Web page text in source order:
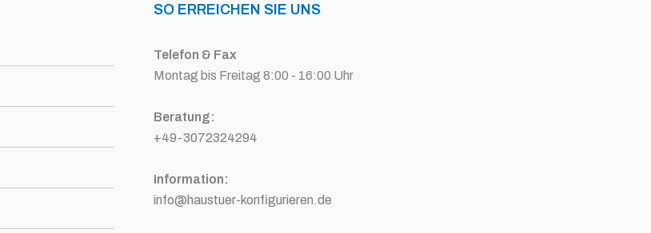
SO ERREICHEN SIE UNS
Telefon & Fax
Montag bis Freitag 8:00 - 16:00 Uhr
Beratung:
+49-3072324294
Information:
info@haustuer-konfigurieren.de